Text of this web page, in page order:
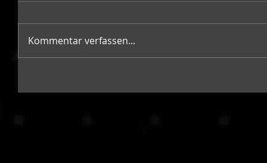
Kommentar verfassen...